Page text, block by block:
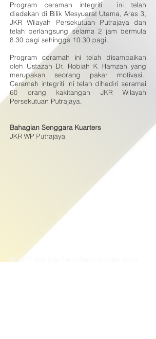
Program ceramah integriti ini telah
diadakan di Bilik Mesyuarat Utama, Aras 3,
JKR Wilayah Persekutuan Putrajaya dan
telah berlangsung selama 2 jam bermula
8.30 pagi sehingga 10.30 pagi.
Program ceramah ini telah disampaikan
oleh Ustazah Dr. Robiah K Hamzah yang
merupakan seorang pakar motivasi.
Ceramah integriti ini telah dihadiri seramai
60 orang kakitangan JKR Wilayah
Persekutuan Putrajaya.
Bahagian Senggara Kuarters
JKR WP Putrajaya
© 2017 Hakcipta Terpelihara Jabatan Kerja